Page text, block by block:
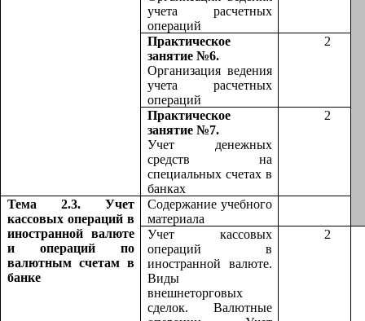
учета расчетных
операций
Практическое
занятие №6.
Организация ведения
учета расчетных
операций
2
Практическое
занятие №7.
Учет денежных
средств на
специальных счетах в
банках
2
Тема 2.3. Учет
кассовых операций в
иностранной валюте
и операций по
валютным счетам в
банке
Содержание учебного
материала
Учет кассовых
операций в
иностранной валюте.
Виды
внешнеторговых
сделок. Валютные
2